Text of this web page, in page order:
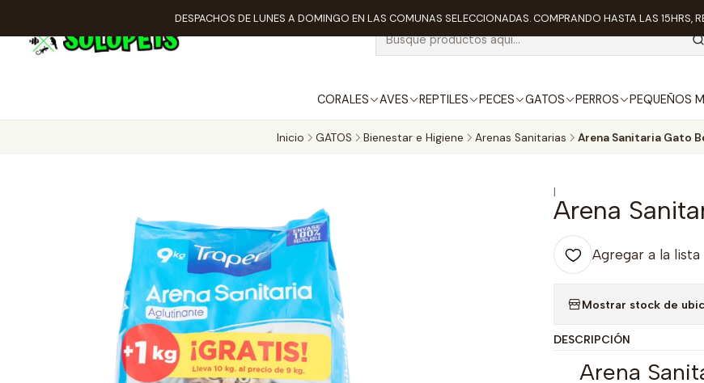
CORALES AVES REPTILES PECES GATOS PERROS PEQUEÑOS
DESPACHOS DE LUNES A DOMINGO EN LAS COMUNAS SELECCIONADAS. COMPRANDO HASTA LAS 15HRS,
Inicio GATOS Bienestar e Higiene Arenas Sanitarias Arena Sanitaria Gato
|
Arena
Agregar a la
Mostrar stock de
DESCRIPCIÓN
Arena